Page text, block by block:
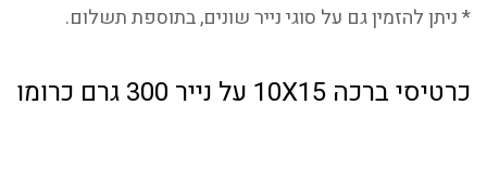
* ניתן להזמין גם על סוגי נייר שונים, בתוספת תשלום.
כרטיסי ברכה 10X15 על נייר 300 גרם כרומו